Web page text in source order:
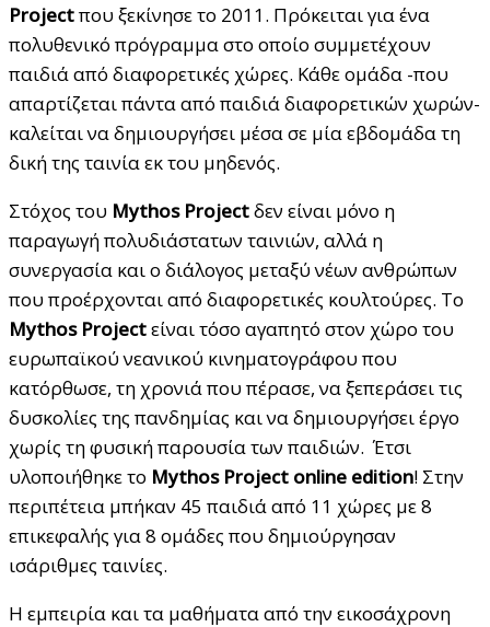
Projectπου ξεκίνησε το 2011. Πρόκειται για ένα
πολυθενικό πρόγραμμα στο οποίο συμμετέχουν
παιδιά από διαφορετικές χώρες. Κάθε ομάδα -που
απαρτίζεται πάντα από παιδιά διαφορετικών χωρών-
καλείται να δημιουργήσει μέσα σε μία εβδομάδα τη
δική της ταινία εκ του μηδενός.
Στόχος του Mythos Projectδεν είναι μόνο η
παραγωγή πολυδιάστατων ταινιών, αλλά η
συνεργασία και ο διάλογος μεταξύ νέων ανθρώπων
που προέρχονται από διαφορετικές κουλτούρες. Το
Mythos Projectείναι τόσο αγαπητό στον χώρο του
ευρωπαϊκού νεανικού κινηματογράφου που
κατόρθωσε, τη χρονιά που πέρασε, να ξεπεράσει τις
δυσκολίες της πανδημίας και να δημιουργήσει έργο
χωρίς τη φυσική παρουσία των παιδιών. Έτσι
υλοποιήθηκε το Mythos Project online edition! Στην
περιπέτεια μπήκαν 45 παιδιά από 11 χώρες με 8
επικεφαλής για 8 ομάδες που δημιούργησαν
ισάριθμες ταινίες.
Η εμπειρία και τα μαθήματα από την εικοσάχρονη